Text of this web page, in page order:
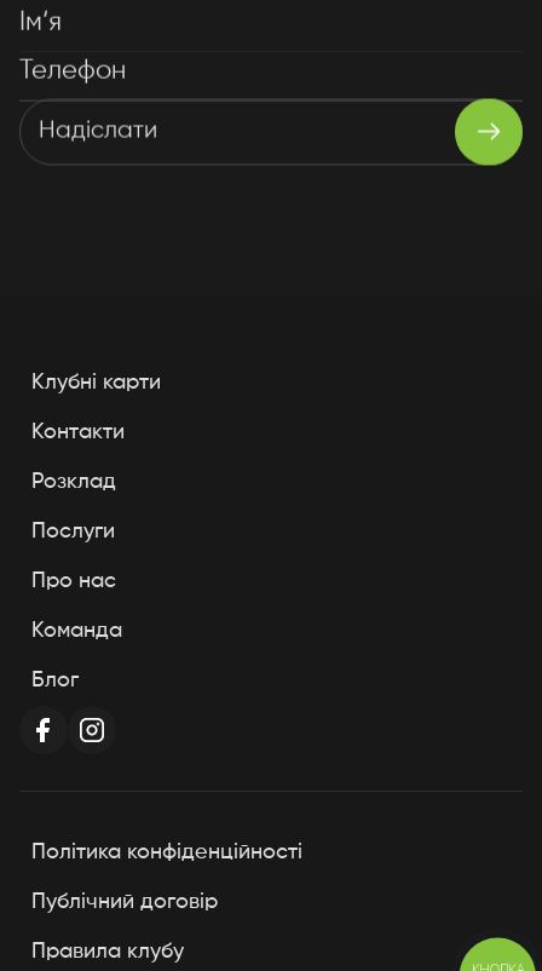
Ім‘я
Телефон
Надіслати
Клубні карти
Контакти
Розклад
Послуги
Про нас
Команда
Блог
Політика конфіденційності
Публічний договір
Правила клубу
Дякуємо за заявку!
Продовжити